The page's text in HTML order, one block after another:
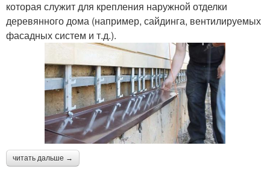
которая служит для крепления наружной отделки
деревянного дома (например, сайдинга, вентилируемых
фасадных систем и т.д.).
читать дальше →